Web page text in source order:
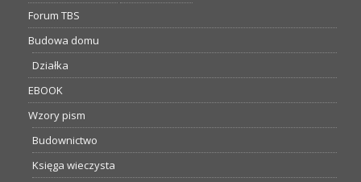
Forum TBS
Budowa domu
Działka
EBOOK
Wzory pism
Budownictwo
Księga wieczysta